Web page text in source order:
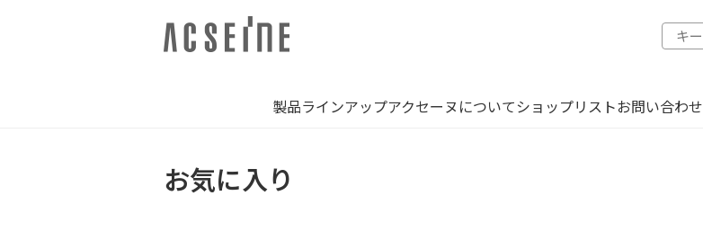
製品ラインアップアクセーヌについてショップリストお問い合わせ
お気に入り